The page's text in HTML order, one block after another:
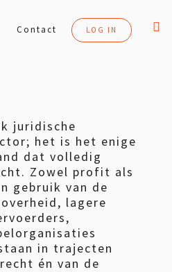
Contact LOG IN
juridische
het is het enige
dat volledig
Zowel profit als
gebruik van de
lagere
in trajecten
én van de